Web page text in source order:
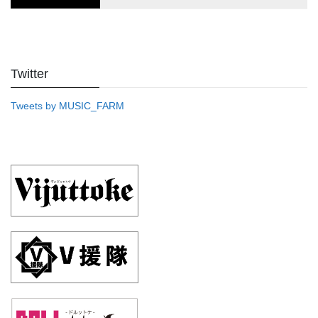
Twitter
Tweets by MUSIC_FARM